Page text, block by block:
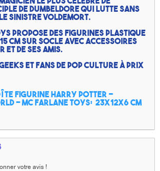
de Dumbeldore qui lutte sans
sinistre Voldemort.
propose des figurines plastique
cm sur socle avec accessoires
de ses amis.
et fans de pop culture à prix
Figurine Harry Potter -
- Mc farlane toys: 23x12x6 cm
votre avis !